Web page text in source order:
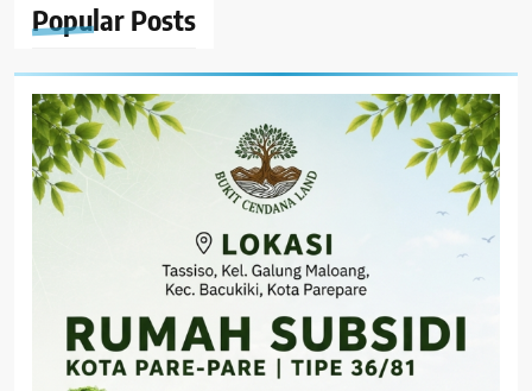
Popular Posts